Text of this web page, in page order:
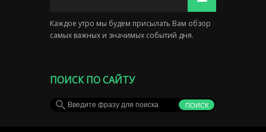
Каждое утро мы будем присылать Вам обзор
самых важных и значимых событий дня.
ПОИСК ПО САЙТУ